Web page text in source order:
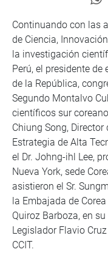
Continuando con las
de Ciencia,
la investigación
Perú, el presidente
de la República,
Segundo Montalvo
científicos sur
Chiung Song,
Estrategia de Alta
el Dr. Johng-ihl Lee,
Nueva York, sede
asistieron el Sr.
la Embajada de
Quiroz Barboza, en
Legislador Flavio
CCIT.